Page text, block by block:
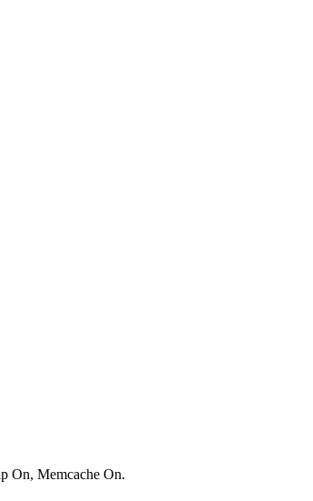
On, Memcache On.